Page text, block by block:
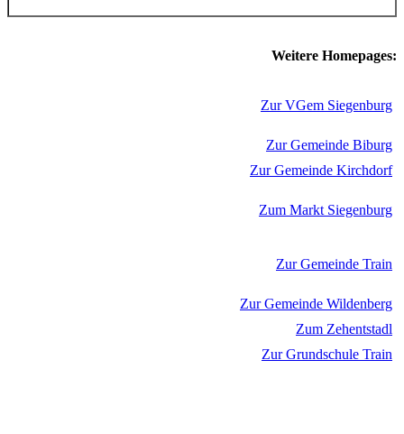
Weitere Homepages:
Zur VGem Siegenburg
Zur Gemeinde Biburg
Zur Gemeinde Kirchdorf
Zum Markt Siegenburg
Zur Gemeinde Train
Zur Gemeinde Wildenberg
Zum Zehentstadl
Zur Grundschule Train